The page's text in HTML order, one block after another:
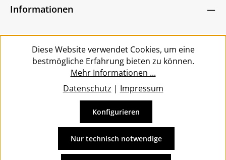
bin mit ihnen einverstanden.
Zeichen ein*
Informationen
Service
Vertrag widerrufen
und ggf. Nachnahmegebühren, wenn nicht anders
angegeben.
Diese Website verwendet Cookies, um eine
bestmögliche Erfahrung bieten zu können.
Mehr Informationen ...
Datenschutz | Impressum
Nur technisch notwendige
Konfigurieren